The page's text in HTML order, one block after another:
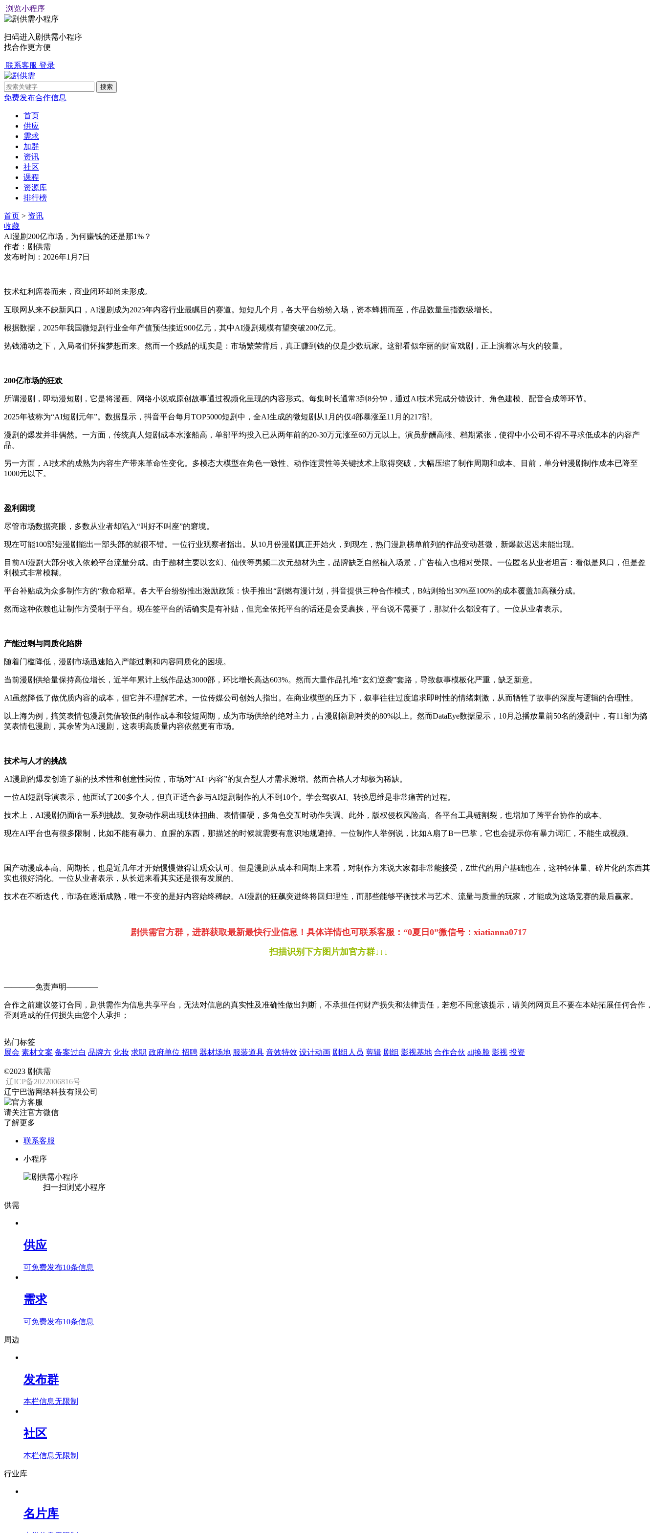
浏览小程序
扫码进入剧供需小程序
找合作更方便
联系客服 登录
免费发布合作信息
首页
供应
需求
加群
资讯
社区
课程
资源库
排行榜
首页 > 资讯
收藏
AI漫剧200亿市场，为何赚钱的还是那1%？
作者： 剧供需
发布时间： 2026年1月7日
技术红利席卷而来，商业闭环却尚未形成。
互联网从来不缺新风口， AI漫剧成为2025年内容行业最瞩目的赛道。短短几个月，各大平台纷纷入场，资本蜂拥而至，作品数量呈指数级增长。
根据数据， 2025年我国微短剧行业全年产值预估接近900亿元，其中AI漫剧规模有望突破200亿元。
热钱涌动之下，入局者们怀揣梦想而来。然而一个残酷的现实是：市场繁荣背后，真正赚到钱的仅是少数玩家。这部看似华丽的财富戏剧，正上演着冰与火的较量。
200亿市场的狂欢
所谓漫剧，即动漫短剧，它是将漫画、网络小说或原创故事通过视频化呈现的内容形式。每集时长通常3到8分钟，通过AI技术完成分镜设计、角色建模、配音合成等环节。
2025年被称为“AI短剧元年”。数据显示，抖音平台每月TOP5000短剧中，全AI生成的微短剧从1月的仅4部暴涨至11月的217部。
漫剧的爆发并非偶然。一方面，传统真人短剧成本水涨船高，单部平均投入已从两年前的20-30万元涨至60万元以上。演员薪酬高涨、档期紧张，使得中小公司不得不寻求低成本的内容产
品。
另一方面， AI技术的成熟为内容生产带来革命性变化。多模态大模型在角色一致性、动作连贯性等关键技术上取得突破，大幅压缩了制作周期和成本。目前，单分钟漫剧制作成本已降至
1000元以下。
盈利困境
尽管市场数据亮眼，多数从业者却陷入“叫好不叫座”的窘境。
现在可能100部短漫剧能出一部头部的就很不错。一位行业观察者指出。从10月份漫剧真正开始火，到现在，热门漫剧榜单前列的作品变动甚微，新爆款迟迟未能出现。
目前AI漫剧大部分收入依赖平台流量分成。由于题材主要以玄幻、仙侠等男频二次元题材为主，品牌缺乏自然植入场景，广告植入也相对受限。一位匿名从业者坦言：看似是风口，但是盈
利模式非常模糊。
平台补贴成为众多制作方的“救命稻草。各大平台纷纷推出激励政策：快手推出“剧燃有漫计划，抖音提供三种合作模式，B站则给出30%至100%的成本覆盖加高额分成。
然而这种依赖也让制作方受制于平台。现在签平台的话确实是有补贴，但完全依托平台的话还是会受裹挟，平台说不需要了，那就什么都没有了。一位从业者表示。
产能过剩与同质化陷阱
随着门槛降低，漫剧市场迅速陷入产能过剩和内容同质化的困境。
当前漫剧供给量保持高位增长，近半年累计上线作品达3000部，环比增长高达603%。然而大量作品扎堆“玄幻逆袭”套路，导致叙事模板化严重，缺乏新意。
AI虽然降低了做优质内容的成本，但它并不理解艺术。一位传媒公司创始人指出。在商业模型的压力下，叙事往往过度追求即时性的情绪刺激，从而牺牲了故事的深度与逻辑的合理性。
以上海为例，搞笑表情包漫剧凭借较低的制作成本和较短周期，成为市场供给的绝对主力，占漫剧新剧种类的80%以上。然而DataEye数据显示，10月总播放量前50名的漫剧中，有11部为搞
笑表情包漫剧，其余皆为AI漫剧，这表明高质量内容依然更有市场。
技术与人才的挑战
AI漫剧的爆发创造了新的技术性和创意性岗位，市场对“AI+内容”的复合型人才需求激增。然而合格人才却极为稀缺。
一位AI短剧导演表示，他面试了200多个人，但真正适合参与AI短剧制作的人不到10个。学会驾驭AI、转换思维是非常痛苦的过程。
技术上， AI漫剧仍面临一系列挑战。复杂动作易出现肢体扭曲、表情僵硬，多角色交互时动作失调。此外，版权侵权风险高、各平台工具链割裂，也增加了跨平台协作的成本。
现在AI平台也有很多限制，比如不能有暴力、血腥的东西，那描述的时候就需要有意识地规避掉。一位制作人举例说，比如A扇了B一巴掌，它也会提示你有暴力词汇，不能生成视频。
国产动漫成本高、周期长，也是近几年才开始慢慢做得让观众认可。但是漫剧从成本和周期上来看，对制作方来说大家都非常能接受， Z世代的用户基础也在，这种轻体量、碎片化的东西其
实也很好消化。一位从业者表示，从长远来看其实还是很有发展的。
技术在不断迭代，市场在逐渐成熟，唯一不变的是好内容始终稀缺。 AI漫剧的狂飙突进终将回归理性，而那些能够平衡技术与艺术、流量与质量的玩家，才能成为这场竞赛的最后赢家。
剧供需官方群，进群获取最新最快行业信息！ 具体详情也可联系客服：“0夏日0”微信号：xiatianna0717
扫描识别下方图片加官方群↓↓↓
————免责声明————
合作之前建议签订合同，剧供需作为信息共享平台，无法对信息的真实性及准确性做出判断，不承担任何财产损失和法律责任，若您不同意该提示，请关闭网页且不要在本站拓展任何合作，
否则造成的任何损失由您个人承担；
热门标签
展会 素材文案 备案过白 品牌方 化妆 求职 政府单位 招聘 器材场地 服装道具 音效特效 设计动画 剧组人员 剪辑 剧组 影视基地 合作合伙 ai|换脸 影视 投资
©2023 剧供需
辽ICP备2022006816号
辽宁巴游网络科技有限公司
请关注官方微信
了解更多
联系客服
小程序
扫一扫浏览小程序
供需
供应
可免费发布10条信息
需求
可免费发布10条信息
周边
发布群
本栏信息无限制
社区
本栏信息无限制
行业库
名片库